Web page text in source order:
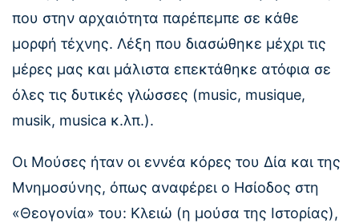
που στην αρχαιότητα παρέπεμπε σε κάθε
μορφή τέχνης. Λέξη που διασώθηκε μέχρι τις
μέρες μας και μάλιστα επεκτάθηκε ατόφια σε
όλες τις δυτικές γλώσσες (music, musique,
musik, musica κ.λπ.).
Οι Μούσες ήταν οι εννέα κόρες του Δία και της
Μνημοσύνης, όπως αναφέρει ο Ησίοδος στη
«Θεογονία» του: Κλειώ (η μούσα της Ιστορίας),